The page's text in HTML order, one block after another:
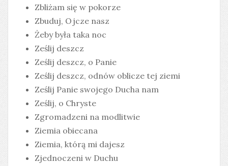
Zbliżam się w pokorze
Zbuduj, Ojcze nasz
Żeby była taka noc
Ześlij deszcz
Ześlij deszcz, o Panie
Ześlij deszcz, odnów oblicze tej ziemi
Ześlij Panie swojego Ducha nam
Ześlij, o Chryste
Zgromadzeni na modlitwie
Ziemia obiecana
Ziemia, którą mi dajesz
Zjednoczeni w Duchu